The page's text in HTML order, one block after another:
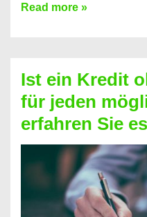
Kreditkarte
Prepaid
ist
nicht
nur
für
Handy
Read more »
Ist ein Kredit
für jeden
erfahren Sie es